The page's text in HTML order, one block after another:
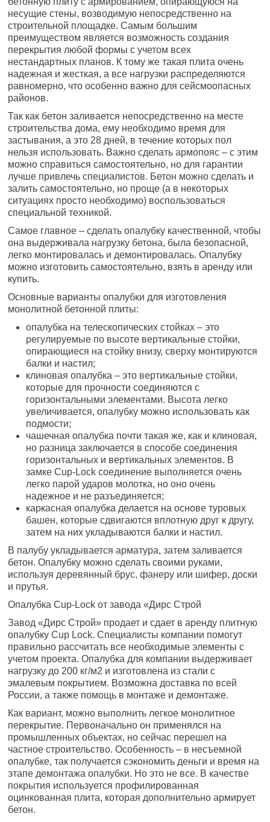
несущие стены, возводимую непосредственно на
строительной площадке. Самым большим
преимуществом является возможность создания
перекрытия любой формы с учетом всех
нестандартных планов. К тому же такая плита очень
надежная и жесткая, а все нагрузки распределяются
равномерно, что особенно важно для сейсмоопасных
районов.
Так как бетон заливается непосредственно на месте
строительства дома, ему необходимо время для
застывания, а это 28 дней, в течение которых пол
нельзя использовать. Важно сделать армопояс – с этим
можно справиться самостоятельно, но для гарантии
лучше привлечь специалистов. Бетон можно сделать и
залить самостоятельно, но проще (а в некоторых
ситуациях просто необходимо) воспользоваться
специальной техникой.
Самое главное – сделать опалубку качественной, чтобы
она выдерживала нагрузку бетона, была безопасной,
легко монтировалась и демонтировалась. Опалубку
можно изготовить самостоятельно, взять в аренду или
купить.
Основные варианты опалубки для изготовления
монолитной бетонной плиты:
опалубка на телескопических стойках – это
регулируемые по высоте вертикальные стойки,
опирающиеся на стойку внизу, сверху монтируются
балки и настил;
клиновая опалубка – это вертикальные стойки,
которые для прочности соединяются с
горизонтальными элементами. Высота легко
увеличивается, опалубку можно использовать как
подмости;
чашечная опалубка почти такая же, как и клиновая,
но разница заключается в способе соединения
горизонтальных и вертикальных элементов. В
замке Cup-Lock соединение выполняется очень
легко парой ударов молотка, но оно очень
надежное и не разъединяется;
каркасная опалубка делается на основе туровых
башен, которые сдвигаются вплотную друг к другу,
затем на них укладываются балки и настил.
В палубу укладывается арматура, затем заливается
бетон. Опалубку можно сделать своими руками,
используя деревянный брус, фанеру или шифер, доски
и прутья.
Опалубка Cup-Lock от завода «Дирс Строй
Завод «Дирс Строй» продает и сдает в аренду плитную
опалубку Cup Lock. Специалисты компании помогут
правильно рассчитать все необходимые элементы с
учетом проекта. Опалубка для компании выдерживает
нагрузку до 200 кг/м2 и изготовлена ​​из стали с
эмалевым покрытием. Возможна доставка по всей
России, а также помощь в монтаже и демонтаже.
Как вариант, можно выполнить легкое монолитное
перекрытие. Первоначально он применялся на
промышленных объектах, но сейчас перешел на
частное строительство. Особенность – в несъемной
опалубке, так получается сэкономить деньги и время на
этапе демонтажа опалубки. Но это не все. В качестве
покрытия используется профилированная
оцинкованная плита, которая дополнительно армирует
бетон.